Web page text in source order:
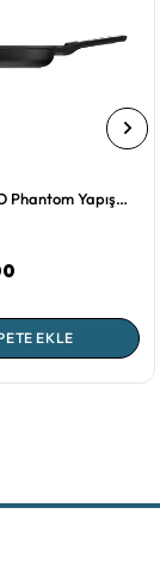
Berghoff LEO Phantom Yapışmaz Kızartma Tavası 32 cm
EKLE